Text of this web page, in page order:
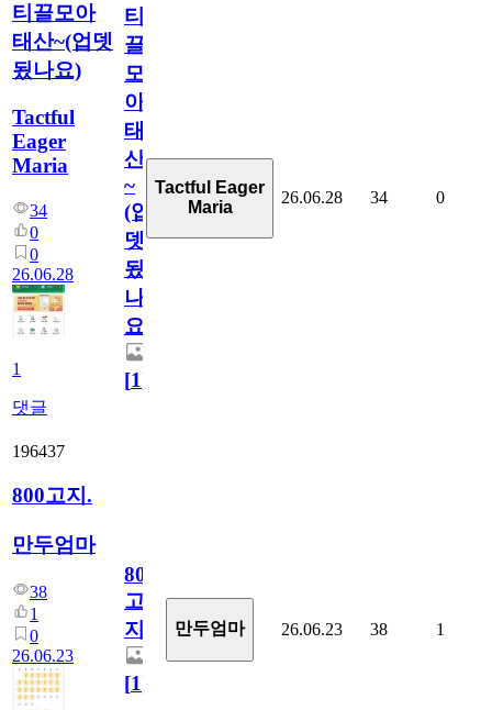
티끌모아
태산~(업뎃
됬나요)
Tactful
Eager
Maria
34
0
0
26.06.28
1
댓글
티
끌
모
아
태
산
~
(업
뎃
됬
나
요)
[1]
Tactful Eager
Maria
26.06.28 34 0
196437
800고지.
만두엄마
38
1
0
26.06.23
800
고
지.
[1]
만두엄마 26.06.23 38 1